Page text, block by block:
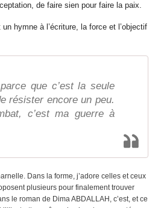
de faire sien pour faire la paix.
hymne à l’écriture, la force et l’objectif
que c’est la seule
résister encore un peu.
c’est ma guerre à
Dans la forme, j’adore celles et ceux
plusieurs pour finalement trouver
le roman de Dima ABDALLAH, c’est, et ce